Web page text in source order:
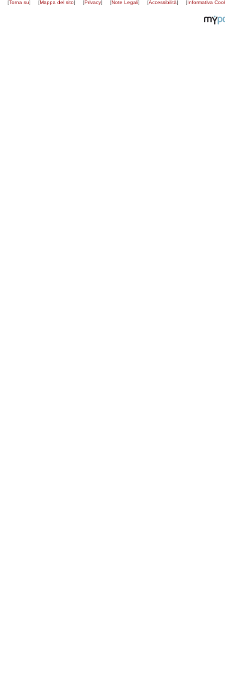
[Torna su] [Mappa del sito] [Privacy] [Note Legali] [Accessibilità] [Informativa